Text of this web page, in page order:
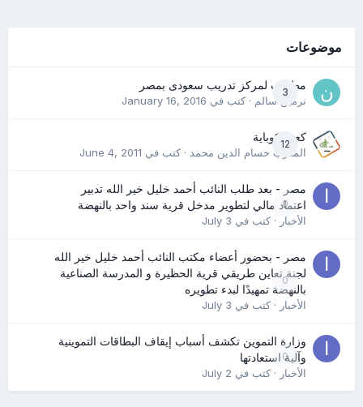
موضوعات
3
مطلوب لمركز تدريب سعودى بمصر
نرمين سالم· كتب في January 16, 2016
12
كعب كوباية
المدرب حسام الدين محمد· كتب في June 4, 2011
0
مصر - بعد طلب النائب أحمد خليل خير الله تدبير
اعتماد مالي لتطوير مدخل قرية سند واحد بالنهضة
الأخبار· كتب في July 3
0
مصر - بحضور أعضاء مكتب النائب أحمد خليل خير الله
لجنة تعاين طريقي قرية الحظيرة و المدرسة الصناعية
بالنهضة تمهيدًا لبدء تطويره
الأخبار· كتب في July 3
0
وزارة التموين تكشف أسباب إيقاف البطاقات التموينية
وآلية استعادتها
الأخبار· كتب في July 2